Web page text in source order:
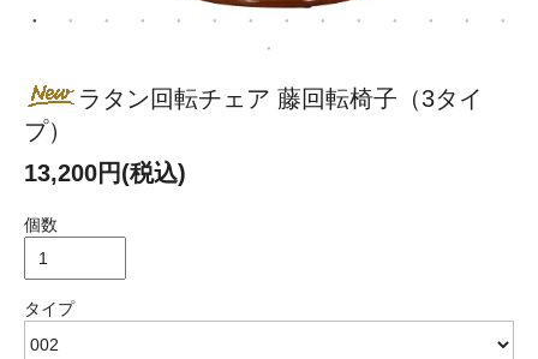
ラタン回転チェア 藤回転椅子（3タイ
プ）
13,200円(税込)
個数
タイプ